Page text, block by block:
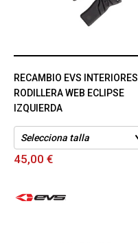
RECAMBIO EVS INTERIORES
RODILLERA WEB ECLIPSE
IZQUIERDA
45,00 €